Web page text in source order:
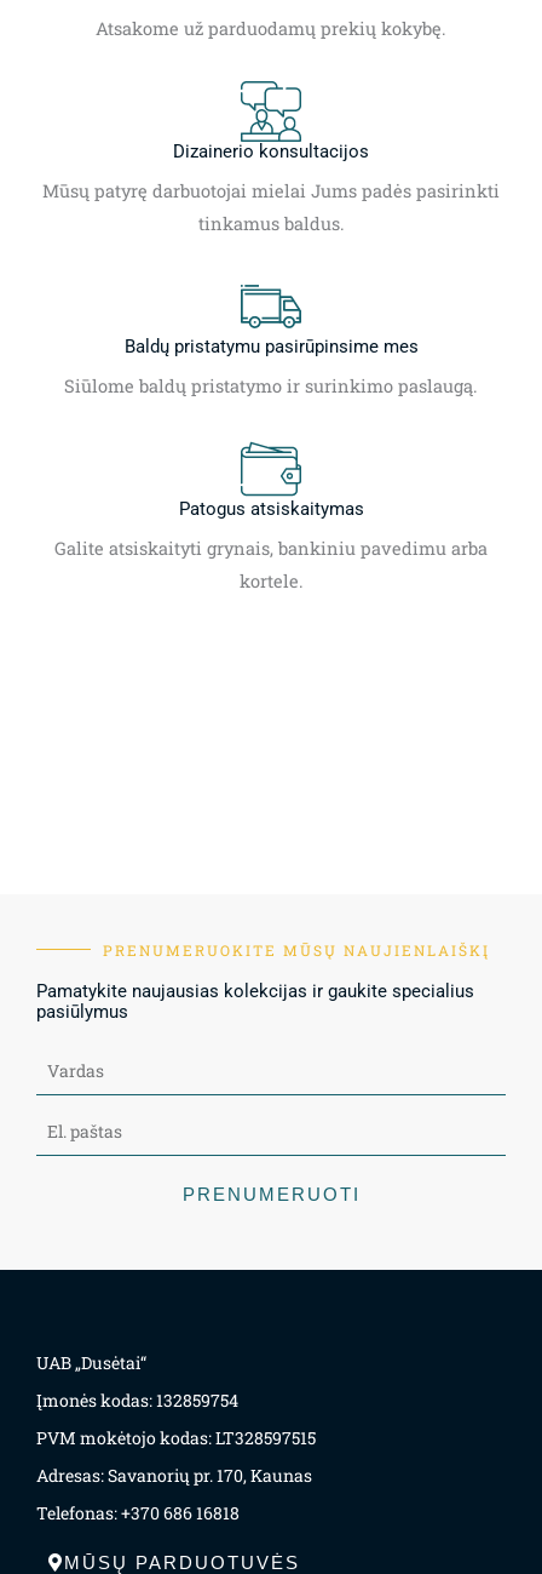
Atsakome už parduodamų prekių kokybę.
Dizainerio konsultacijos
Mūsų patyrę darbuotojai mielai Jums padės pasirinkti
tinkamus baldus.
Baldų pristatymu pasirūpinsime mes
Siūlome baldų pristatymo ir surinkimo paslaugą.
Patogus atsiskaitymas
Galite atsiskaityti grynais, bankiniu pavedimu arba
kortele.
PRENUMERUOKITE MŪSŲ NAUJIENLAIŠKĮ
Pamatykite naujausias kolekcijas ir gaukite specialius
pasiūlymus
PRENUMERUOTI
UAB „Dusėtai“
Įmonės kodas: 132859754
PVM mokėtojo kodas: LT328597515
Adresas: Savanorių pr. 170, Kaunas
Telefonas: +370 686 16818
MŪSŲ PARDUOTUVĖS